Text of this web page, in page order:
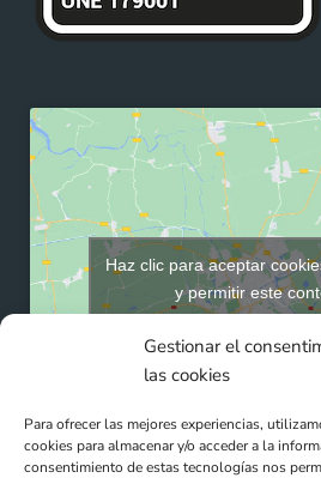
Gestionar el
las cookies
Para ofrecer las mejores experiencias,
cookies para almacenar y/o acceder a la
consentimiento de estas tecnologías nos
Haz clic para aceptar
y permitir este